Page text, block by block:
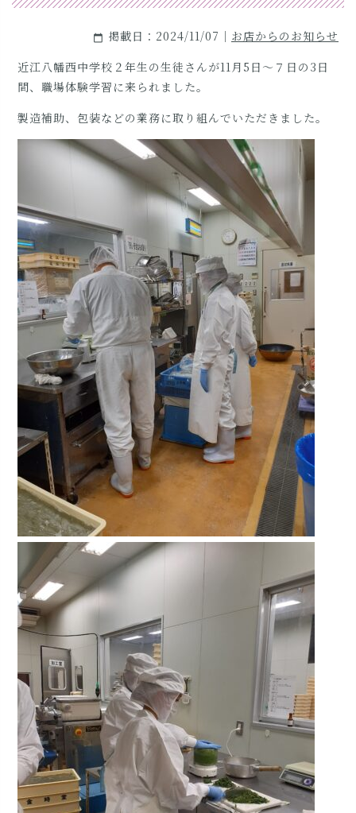
calendar_today 掲載日：2024/11/07｜ お店からのお知らせ
近江八幡西中学校２年生の生徒さんが11月5日～７日の3日
間、職場体験学習に来られました。
製造補助、包装などの業務に取り組んでいただきました。